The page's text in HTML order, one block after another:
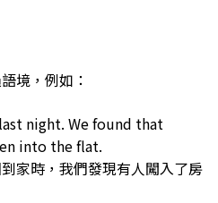
境，例如：
night. We found that
into the flat.
家時，我們發現有人闖入了房